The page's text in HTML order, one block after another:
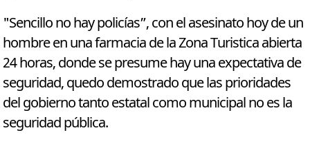
"Sencillo no hay policías”, con el asesinato hoy de un
hombre en una farmacia de la Zona Turistica abierta
24 horas, donde se presume hay una expectativa de
seguridad, quedo demostrado que las prioridades
del gobierno tanto estatal como municipal no es la
seguridad pública.